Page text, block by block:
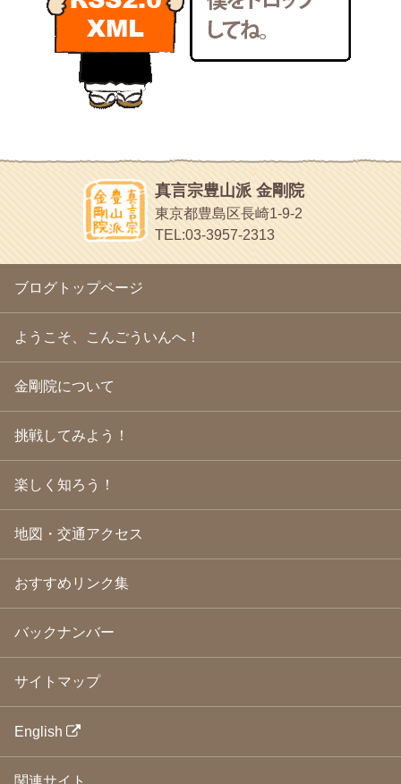
2011年1月(22)
2010年12月(21)
2010年11月
(14)
2010年9月(16)
(13)
2010年5月(22)
2010年4月(25)
2010年3月(22)
2010年2月
(23)
2010年1月(23)
2009年12月(18)
2009年10月(20)
2009年9月(20)
2009年8月 (18)
2009年7月
(21)
2009年6月(22)
2009年5月(20)
2009年2月(19)
2009年1月(25)
2008年12月 (22)
2008年9月(24)
2008年8月(24)
2008年7月
(23)
2008年6月(23)
2008年5月(21)
2008年4月(22)
2008年1月 (23)
2007年12月(26)
2007年11月
2007年10月
2007年9月(23)
2007年8月
いろいろなことが書いてあるよ
bunchan
あちこち行って！
目白鍼灸院
日本人の繊細な体質にあわせた、やさしく気持ちよい鍼灸治療で
ほうげん日記
放言じゃなくて和尚さんの名前だよ
面白いサイトみつけたよ。
ヘェ～という感じ
chocolab.Air♪DIALY
ラブラドールのワンちゃんがかわいいよ
真言宗豊山派 金剛院
東京都豊島区長崎1-9-2
TEL:03-3957-2313
ブログトップページ
ようこそ、こんごういんへ！
金剛院について
挑戦してみよう！
楽しく知ろう！
地図・交通アクセス
おすすめリンク集
バックナンバー
サイトマップ
English
関連サイト